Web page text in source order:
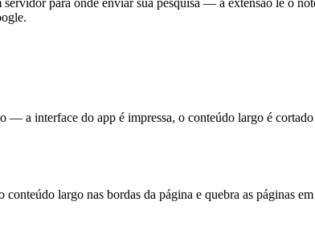
a interface do app é impressa, o conteúdo largo é
largo nas bordas da página e quebra as páginas